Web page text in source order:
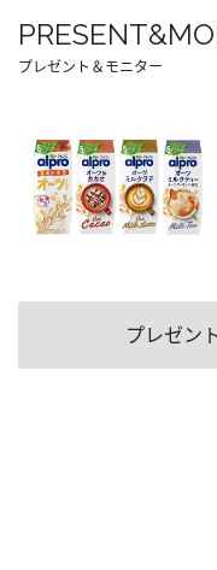
プレゼント＆モニター
プレゼン